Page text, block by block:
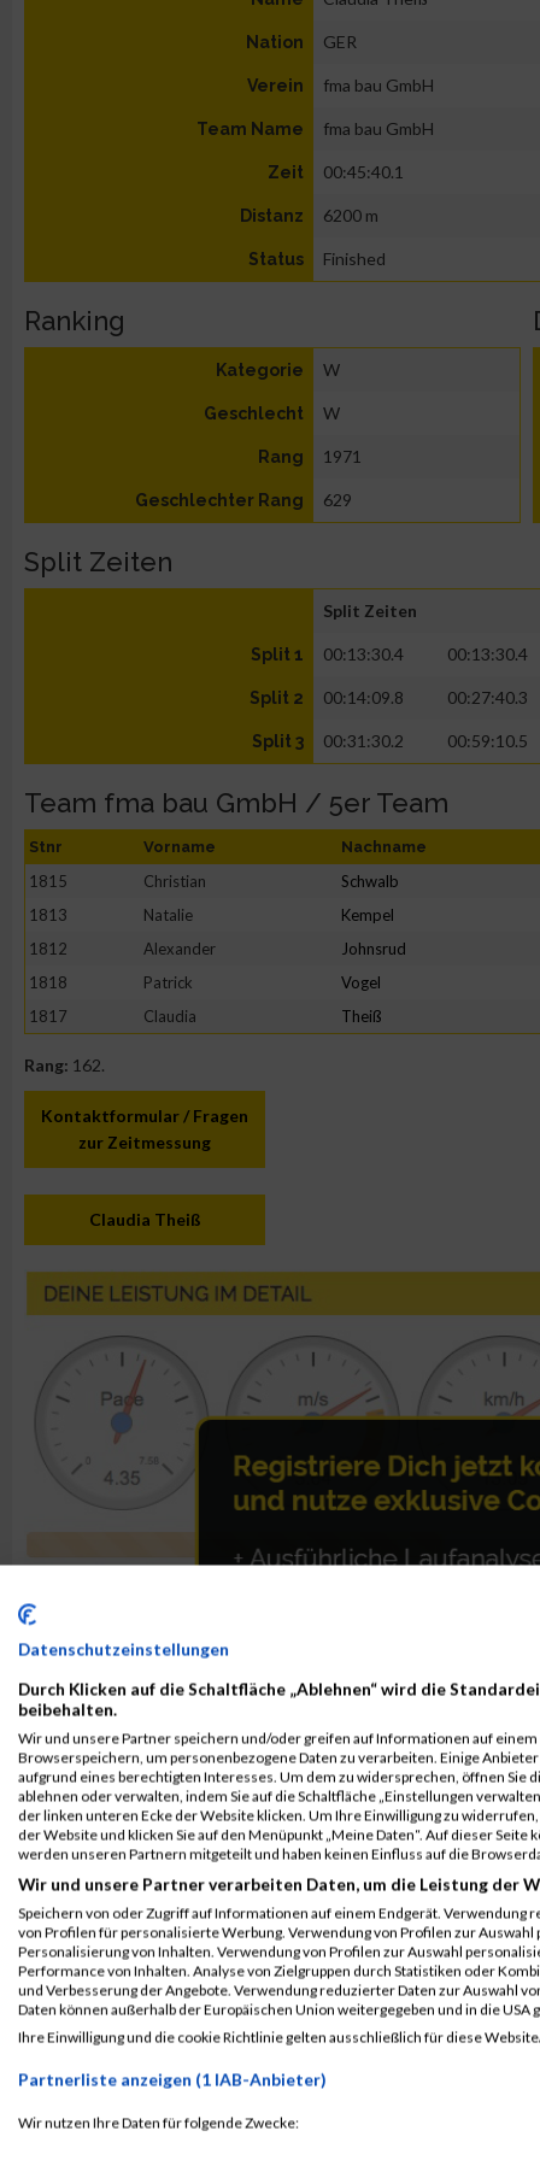
Nation GER
Verein fma bau GmbH
Team Name fma bau GmbH
Zeit 00:45:40.1
Distanz 6200 m
Status Finished
Ranking
Kategorie W
Geschlecht W
Rang 1971
Geschlechter Rang 629
Split Zeiten
Split Zeiten
Split 1 00:13:30.4 00:13:30.4
Split 2 00:14:09.8 00:27:40.3
Split 3 00:31:30.2 00:59:10.5
Team fma bau GmbH / 5er Team
Stnr Vorname Nachname
1815 Christian Schwalb
1813
Natalie Kempel
1812
Alexander Johnsrud
1818
Patrick Vogel
1817
Claudia Theiß
Rang: 162.
Kontaktformular / Fragen
zur Zeitmessung
Claudia Theiß
ALBUM B2RUN MÜNCHEN / 15.07.2026
Datenschutzeinstellungen
Durch Klicken auf die Schaltfläche „Ablehnen“ wird die
beibehalten.
Wir und unsere Partner speichern und/oder greifen auf Informationen auf einem
Browserspeichern, um personenbezogene Daten zu verarbeiten. Einige
aufgrund eines berechtigten Interesses. Um dem zu widersprechen, öffnen Sie
ablehnen oder verwalten, indem Sie auf die Schaltfläche „Einstellungen
der linken unteren Ecke der Website klicken. Um Ihre Einwilligung zu
der Website und klicken Sie auf den Menüpunkt „Meine Daten“. Auf dieser
werden unseren Partnern mitgeteilt und haben keinen Einfluss auf die
Wir und unsere Partner verarbeiten Daten, um die Leistung der
Speichern von oder Zugriff auf Informationen auf einem Endgerät. Verwendung
von Profilen für personalisierte Werbung. Verwendung von Profilen zur
Personalisierung von Inhalten. Verwendung von Profilen zur Auswahl
Performance von Inhalten. Analyse von Zielgruppen durch Statistiken oder
und Verbesserung der Angebote. Verwendung reduzierter Daten zur Auswahl
Daten können außerhalb der Europäischen Union weitergegeben und in die USA
Ihre Einwilligung und die cookie Richtlinie gelten ausschließlich für diese
Partnerliste anzeigen (1 IAB-Anbieter)
Wir nutzen Ihre Daten für folgende Zwecke: